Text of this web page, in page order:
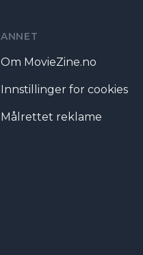
ANNET
Om MovieZine.no
Innstillinger for cookies
Målrettet reklame